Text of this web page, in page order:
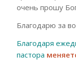
очень прошу
Благодарю за
Благодаря
пастора